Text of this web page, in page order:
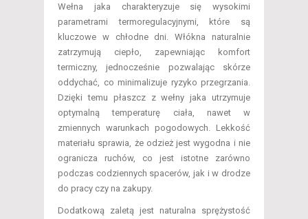
Wełna jaka charakteryzuje się wysokimi
parametrami termoregulacyjnymi, które są
kluczowe w chłodne dni. Włókna naturalnie
zatrzymują ciepło, zapewniając komfort
termiczny, jednocześnie pozwalając skórze
oddychać, co minimalizuje ryzyko przegrzania.
Dzięki temu płaszcz z wełny jaka utrzymuje
optymalną temperaturę ciała, nawet w
zmiennych warunkach pogodowych. Lekkość
materiału sprawia, że odzież jest wygodna i nie
ogranicza ruchów, co jest istotne zarówno
podczas codziennych spacerów, jak i w drodze
do pracy czy na zakupy.
Dodatkową zaletą jest naturalna sprężystość